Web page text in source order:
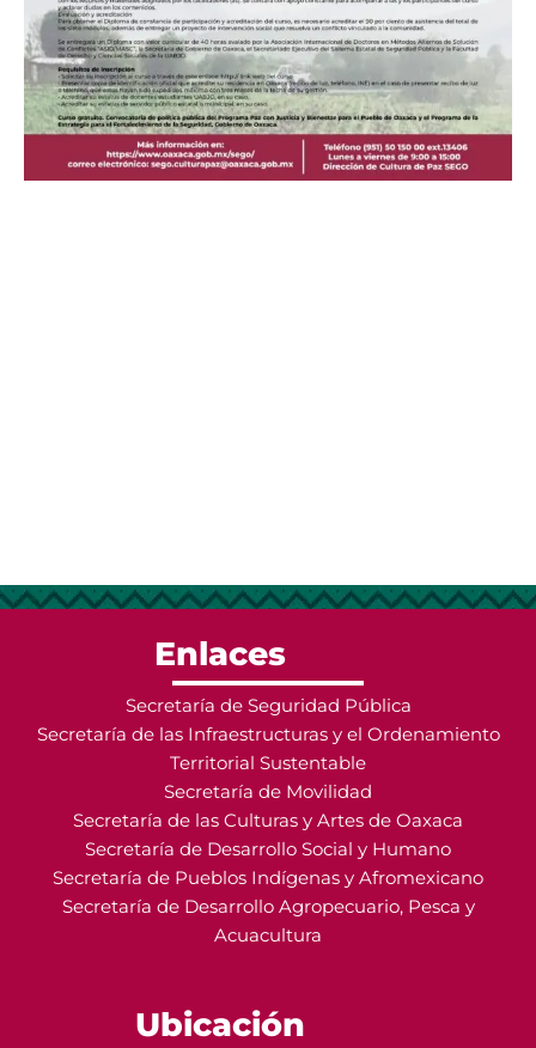
Enlaces
Secretaría de Seguridad Pública
Secretaría de las Infraestructuras y el Ordenamiento
Territorial Sustentable
Secretaría de Movilidad
Secretaría de las Culturas y Artes de Oaxaca
Secretaría de Desarrollo Social y Humano
Secretaría de Pueblos Indígenas y Afromexicano
Secretaría de Desarrollo Agropecuario, Pesca y
Acuacultura
Ubicación